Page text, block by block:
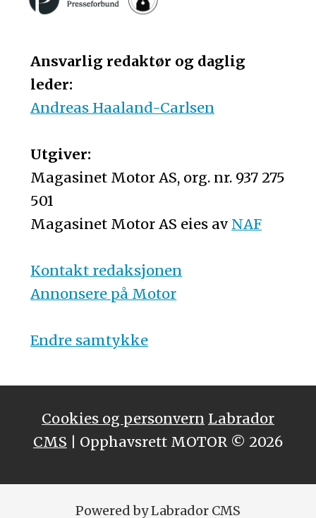
Ansvarlig redaktør og daglig
leder:
Andreas Haaland-Carlsen
Utgiver:
Magasinet Motor AS, org. nr. 937 275
501
Magasinet Motor AS eies av NAF
Kontakt redaksjonen
Annonsere på Motor
Endre samtykke
Cookies og personvern Labrador
CMS | Opphavsrett MOTOR © 2026
Powered by Labrador CMS